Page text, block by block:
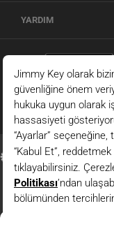
YARDIM
Ekru Bisiklet Yaka